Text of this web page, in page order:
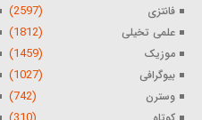
فانتزی (2597)
علمی تخیلی (1812)
موزیک (1459)
بیوگرافی (1027)
وسترن (742)